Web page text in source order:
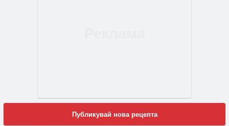
Публикувай нова рецепта